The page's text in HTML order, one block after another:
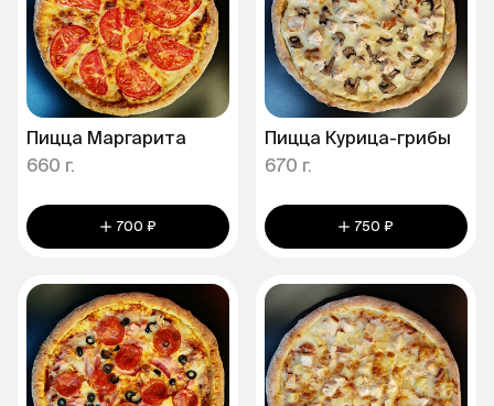
Пицца Маргарита
660 г.
700 ₽
Пицца Курица-грибы
670 г.
750 ₽